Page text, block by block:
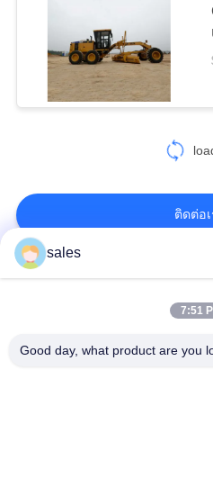
CITIC
เครื่องจักร
แกว่งแบริ่ง
ติดต่อ
หมวดหมู่ยอดนิ
Gears ปีกนก
sales
7:51
Good day, what product are you